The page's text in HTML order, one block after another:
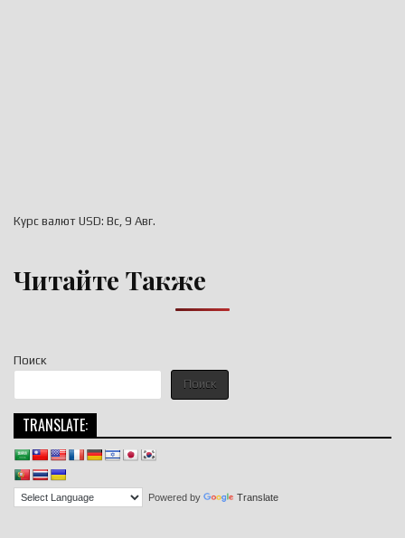
Поиск
Поиск
TRANSLATE:
Powered by Translate
Курс валют USD: Вс, 9 Авг.
Читайте Также